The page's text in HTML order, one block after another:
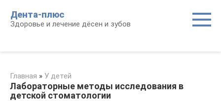
контенту
Дента-плюс
Здоровье и лечение дёсен и зубов
Главная » У детей
Лабораторные методы исследования в
детской стоматологии